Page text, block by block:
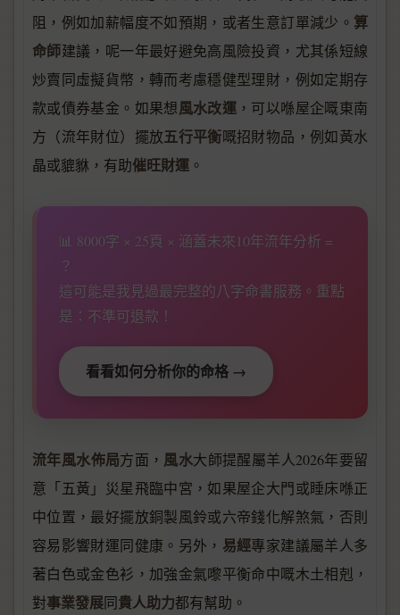
阻，例如加薪幅度不如預期，或者生意訂單減少。 算
命師建議，呢一年最好避免高風險投資，尤其係短線
炒賣同虛擬貨幣，轉而考慮穩健型理財，例如定期存
款或債券基金。如果想風水改運 ，可以喺屋企嘅東南
方（流年財位）擺放五行平衡嘅招財物品，例如黃水
晶或貔貅，有助催旺財運 。
📊 8000字 × 25頁 × 涵蓋未來10年流年分析 =
？
這可能是我見過最完整的八字命書服務。重點
是：不準可退款！
看看如何分析你的命格 →
流年風水佈局方面， 風水大師提醒屬羊人2026年要留
意「五黃」災星飛臨中宮，如果屋企大門或睡床喺正
中位置，最好擺放銅製風鈴或六帝錢化解煞氣，否則
容易影響財運同健康。另外， 易經專家建議屬羊人多
著白色或金色衫，加強金氣嚟平衡命中嘅木土相剋，
對事業發展同貴人助力都有幫助。